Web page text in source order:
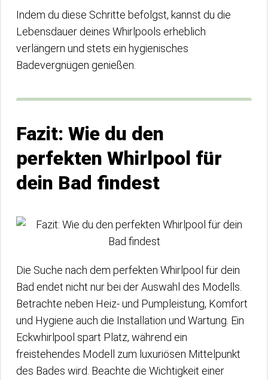
Indem du diese Schritte befolgst, kannst du die
Lebensdauer deines Whirlpools erheblich
verlängern und stets ein hygienisches
Badevergnügen genießen.
Fazit: Wie du den
perfekten Whirlpool für
dein Bad findest
Die Suche nach dem perfekten Whirlpool für dein
Bad endet nicht nur bei der Auswahl des Modells.
Betrachte neben Heiz- und Pumpleistung, Komfort
und Hygiene auch die Installation und Wartung. Ein
Eckwhirlpool spart Platz, während ein
freistehendes Modell zum luxuriösen Mittelpunkt
des Bades wird. Beachte die Wichtigkeit einer